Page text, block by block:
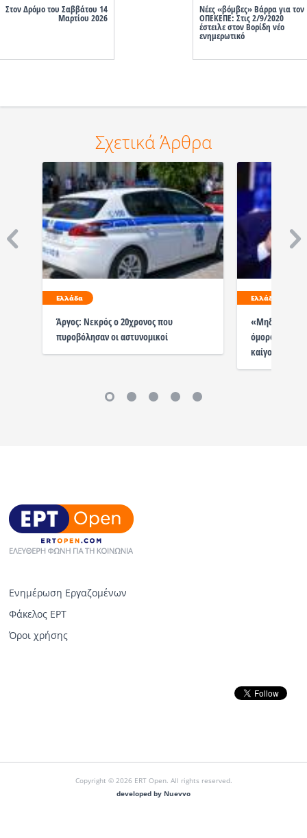
Στον Δρόμο του Σαββάτου 14
Μαρτίου 2026
Νέες «βόμβες» Βάρρα για τον
ΟΠΕΚΕΠΕ: Στις 2/9/2020
έστειλε στον Βορίδη νέο
ενημερωτικό
Σχετικά Άρθρα
Ελλάδα
Άργος: Νεκρός ο 20χρονος που
πυροβόλησαν οι αστυνομικοί
Ελλάδα
«Μηδενική
όμορφα
καίγονται
Ενημέρωση Εργαζομένων
Φάκελος ΕΡΤ
Όροι χρήσης
Copyright © 2026 ERT Open. All rights reserved.
developed by Nuevvo